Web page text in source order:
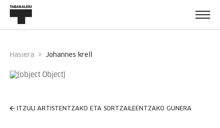
Hasiera johannes krell
ITZULI ARTISTENTZAKO ETA SORTZAILEENTZAKO GUNERA